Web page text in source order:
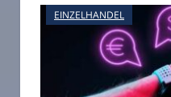
EINZELHANDEL